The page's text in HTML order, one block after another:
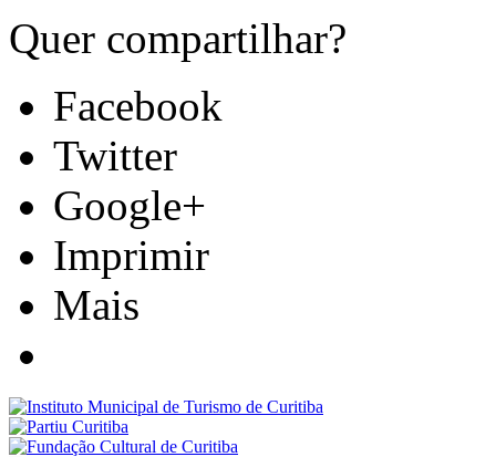
Quer compartilhar?
Facebook
Twitter
Google+
Imprimir
Mais